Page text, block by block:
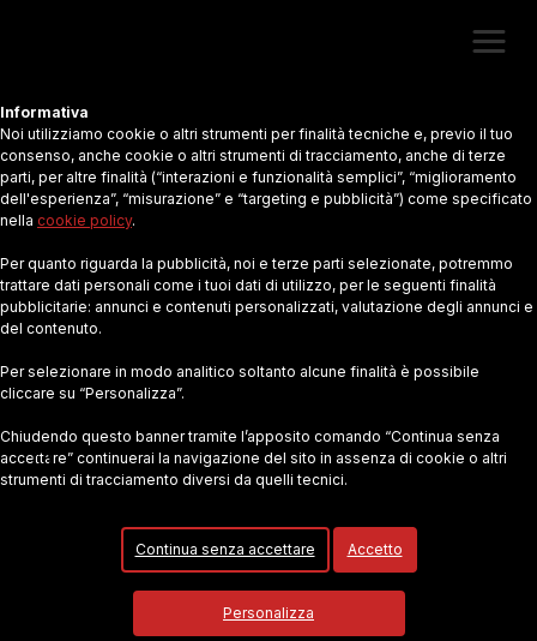
PETIZIONI
“Non pretendiamo che le cose cambino se
continuiamo a fare le stesse cose” Albert Einstein
Informativa
Noi utilizziamo cookie o altri strumenti per finalità tecniche e, previo il tuo
consenso, anche cookie o altri strumenti di tracciamento, anche di terze
parti, per altre finalità (“interazioni e funzionalità semplici”, “miglioramento
dell'esperienza”, “misurazione” e “targeting e pubblicità”) come specificato
nella cookie policy.
Per quanto riguarda la pubblicità, noi e terze parti selezionate, potremmo
trattare dati personali come i tuoi dati di utilizzo, per le seguenti finalità
pubblicitarie: annunci e contenuti personalizzati, valutazione degli annunci e
del contenuto.
Per selezionare in modo analitico soltanto alcune finalità è possibile
cliccare su “Personalizza”.
Chiudendo questo banner tramite l’apposito comando “Continua senza
accettare” continuerai la navigazione del sito in assenza di cookie o altri
strumenti di tracciamento diversi da quelli tecnici.
Personalizza
Continua senza accettare Accetto